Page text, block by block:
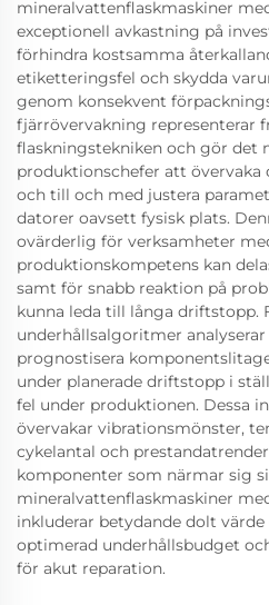
mineralvattenflaskmaskiner
exceptionell avkastning på
förhindra kostsamma
etiketteringsfel och skydda
genom konsekvent
fjärrövervakning representerar
flaskningstekniken och gör det
produktionschefer att
och till och med justera
datorer oavsett fysisk plats.
ovärderlig för verksamheter
produktionskompetens kan
samt för snabb reaktion på
kunna leda till långa driftstopp.
underhållsalgoritmer
prognostisera
under planerade driftstopp i
fel under produktionen. Dessa
övervakar vibrationsmönster,
cykelantal och
komponenter som närmar sig
mineralvattenflaskmaskiner
inkluderar betydande dolt
optimerad underhållsbudget
för akut reparation.